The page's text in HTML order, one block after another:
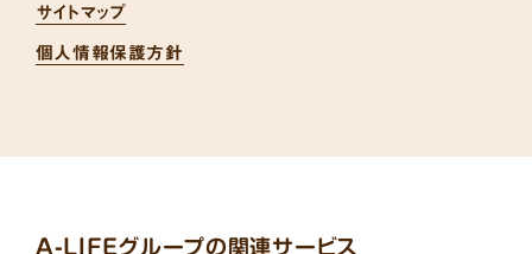
サイトマップ
個人情報保護方針
A-LIFEグループの関連サービス